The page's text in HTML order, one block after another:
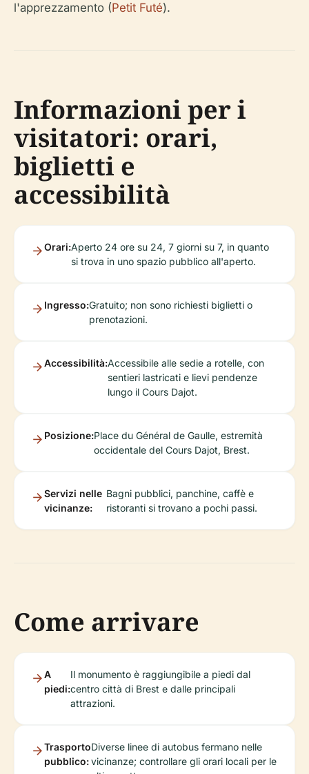
l'apprezzamento (Petit Futé).
Informazioni per i
visitatori: orari,
biglietti e
accessibilità
Orari:Aperto 24 ore su 24, 7 giorni su 7, in quanto
si trova in uno spazio pubblico all'aperto.
Ingresso:Gratuito; non sono richiesti biglietti o
prenotazioni.
Accessibilità:Accessibile alle sedie a rotelle, con
sentieri lastricati e lievi pendenze
lungo il Cours Dajot.
Posizione:Place du Général de Gaulle, estremità
occidentale del Cours Dajot, Brest.
Servizi nelle
vicinanze:
Bagni pubblici, panchine, caffè e
ristoranti si trovano a pochi passi.
Come arrivare
A
piedi:
Il monumento è raggiungibile a piedi dal
centro città di Brest e dalle principali
attrazioni.
Trasporto
pubblico:
Diverse linee di autobus fermano nelle
vicinanze; controllare gli orari locali per le